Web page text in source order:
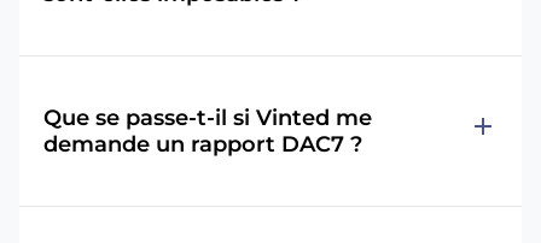
Que se passe-t-il si Vinted me
demande un rapport DAC7 ?
add